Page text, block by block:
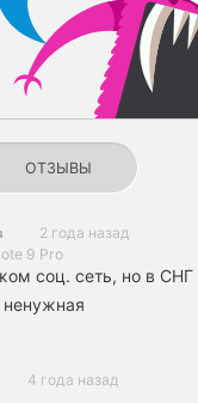
ОТЗЫВЫ
2 года назад
9 Pro
соц. сеть, но в
ненужная
4 года назад